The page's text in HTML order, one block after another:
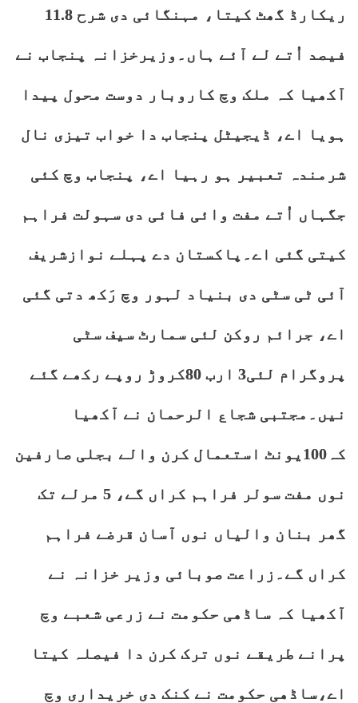
ریکارڈ گھٹ کیتا، مہنگائی دی شرح 11.8
فیصد اُتے لے آئے ہاں۔وزیرخزانہ پنجاب نے
آکھیا کہ ملک وچ کاروبار دوست محول پیدا
ہویا اے، ڈیجیٹل پنجاب دا خواب تیزی نال
شرمندہ تعبیر ہو رہیا اے، پنجاب وچ کئی
جگہاں اُتے مفت وائی فائی دی سہولت فراہم
کیتی گئی اے۔پاکستان دے پہلے نوازشریف
آئی ٹی سٹی دی بنیاد لہور وچ رَکھ دتی گئی
اے، جرائم روکن لئی سمارٹ سیف سٹی
پروگرام لئی3 ارب 80کروڑ روپے رکھے گئے
نیں۔مجتبی شجاع الرحمان نے آکھیا
کہ100یونٹ استعمال کرن والے بجلی صارفین
نوں مفت سولر فراہم کراں گے، 5 مرلے تک
گھر بنان والیاں نوں آسان قرضے فراہم
کراں گے۔زراعت صوبائی وزیر خزانہ نے
آکھیا کہ ساڈھی حکومت نے زرعی شعبے وچ
پرانے طریقے نوں ترک کرن دا فیصلہ کیتا
اے،ساڈھی حکومت نے کنک دی خریداری وچ